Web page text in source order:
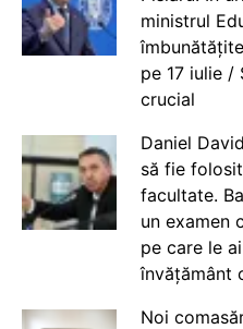
ministrul
pe 17 iulie /
crucial
Daniel
să fie
facultate.
un examen
pe care le
învățământ
Noi